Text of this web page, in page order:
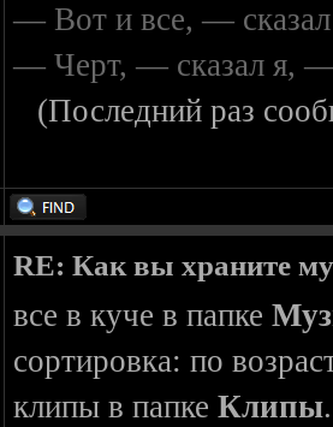
— Вот и все, —
— Черт, — сказал я, —
(Последний раз
RE: Как вы храните
все в куче в папке
сортировка: по
клипы в папкеКлипы.